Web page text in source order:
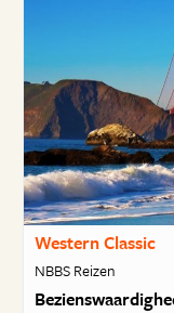
Western Classic
NBBS Reizen